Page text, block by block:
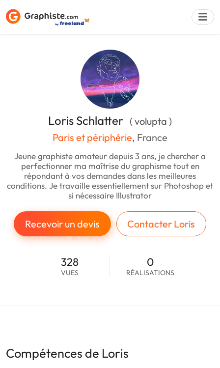
Loris Schlatter ( volupta )
Paris et périphérie, France
Jeune graphiste amateur depuis 3 ans, je chercher a
perfectionner ma maîtrise du graphisme tout en
répondant à vos demandes dans les meilleures
conditions. Je travaille essentiellement sur Photoshop et
si nécessaire Illustrator
Recevoir un devis Contacter Loris
328
VUES
0
RÉALISATIONS
Compétences de Loris